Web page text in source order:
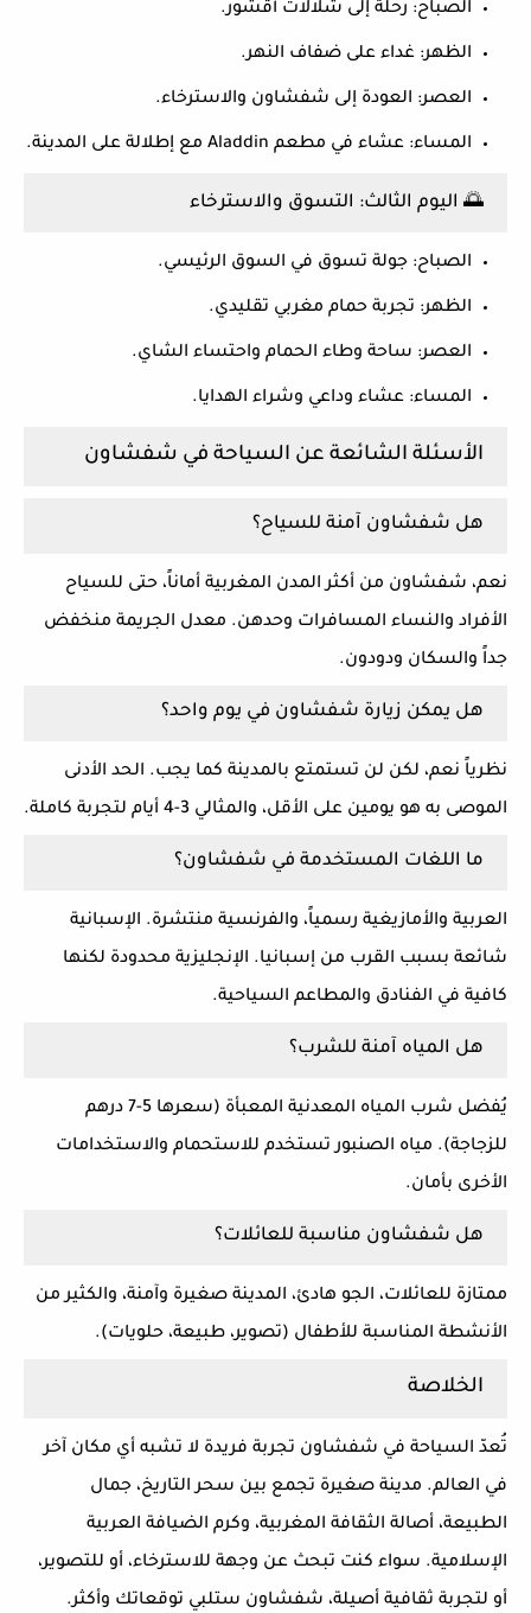
الصباح: رحلة إلى شلالات أقشور.
الظهر: غداء على ضفاف النهر.
العصر: العودة إلى شفشاون والاسترخاء.
المساء: عشاء في مطعم Aladdin مع إطلالة على المدينة.
🌅 اليوم الثالث: التسوق والاسترخاء
الصباح: جولة تسوق في السوق الرئيسي.
الظهر: تجربة حمام مغربي تقليدي.
العصر: ساحة وطاء الحمام واحتساء الشاي.
المساء: عشاء وداعي وشراء الهدايا.
الأسئلة الشائعة عن السياحة في شفشاون
هل شفشاون آمنة للسياح؟
نعم، شفشاون من أكثر المدن المغربية أماناً، حتى للسياح
الأفراد والنساء المسافرات وحدهن. معدل الجريمة منخفض
جداً والسكان ودودون.
هل يمكن زيارة شفشاون في يوم واحد؟
نظرياً نعم، لكن لن تستمتع بالمدينة كما يجب. الحد الأدنى
الموصى به هو يومين على الأقل، والمثالي 3-4 أيام لتجربة كاملة.
ما اللغات المستخدمة في شفشاون؟
العربية والأمازيغية رسمياً، والفرنسية منتشرة. الإسبانية
شائعة بسبب القرب من إسبانيا. الإنجليزية محدودة لكنها
كافية في الفنادق والمطاعم السياحية.
هل المياه آمنة للشرب؟
يُفضل شرب المياه المعدنية المعبأة (سعرها 5-7 درهم
للزجاجة). مياه الصنبور تستخدم للاستحمام والاستخدامات
الأخرى بأمان.
هل شفشاون مناسبة للعائلات؟
ممتازة للعائلات، الجو هادئ، المدينة صغيرة وآمنة، والكثير من
الأنشطة المناسبة للأطفال (تصوير، طبيعة، حلويات).
الخلاصة
تُعدّ السياحة في شفشاون تجربة فريدة لا تشبه أي مكان آخر
في العالم. مدينة صغيرة تجمع بين سحر التاريخ، جمال
الطبيعة، أصالة الثقافة المغربية، وكرم الضيافة العربية
الإسلامية. سواء كنت تبحث عن وجهة للاسترخاء، أو للتصوير،
أو لتجربة ثقافية أصيلة، شفشاون ستلبي توقعاتك وأكثر.